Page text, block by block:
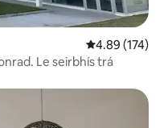
Meánrátáil
4.89 (174)
Le seirbhís trá